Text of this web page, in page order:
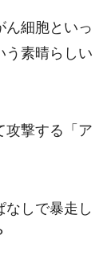
ん細胞といっ
う素晴らしい
攻撃する「ア
なしで暴走し